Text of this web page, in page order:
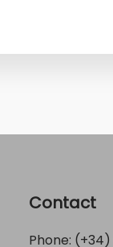
Contact
Phone: (+34)